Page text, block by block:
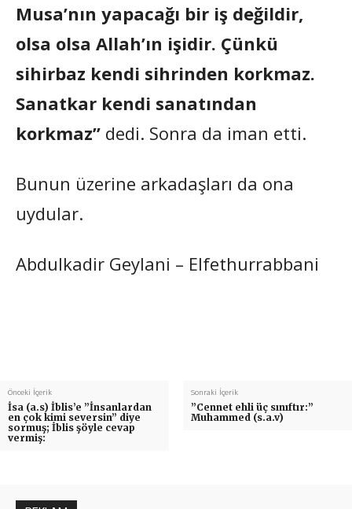
Musa’nın yapacağı bir iş değildir,
olsa olsa Allah’ın işidir. Çünkü
sihirbaz kendi sihrinden korkmaz.
Sanatkar kendi sanatından
korkmaz” dedi. Sonra da iman etti.
Bunun üzerine arkadaşları da ona
uydular.
Abdulkadir Geylani – Elfethurrabbani
Önceki İçerik
İsa (a.s) İblis’e ”İnsanlardan
en çok kimi seversin” diye
sormuş; İblis şöyle cevap
vermiş:
Sonraki İçerik
”Cennet ehli üç sınıftır:”
Muhammed (s.a.v)